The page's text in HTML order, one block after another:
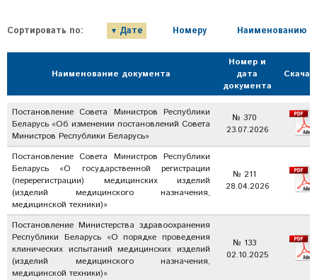
Сортировать по: Дате Номеру Наименованию
Наименование документа
Номер и
дата
документа
Постановление Совета Министров Республики
Беларусь «Об изменении постановлений Совета
Министров Республики Беларусь»
№ 370
23.07.2026
Постановление Совета Министров Республики
Беларусь «О государственной регистрации
(перерегистрации) медицинских изделий
(изделий медицинского назначения,
медицинской техники)»
№ 211
28.04.2026
Постановление Министерства здравоохранения
Республики Беларусь «О порядке проведения
клинических испытаний медицинских изделий
(изделий медицинского назначения,
медицинской техники)»
№ 133
02.10.2025